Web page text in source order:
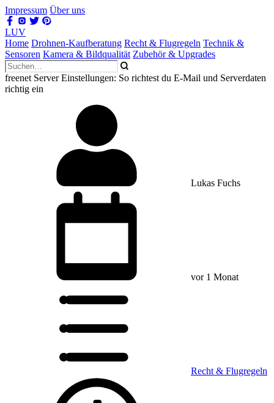
Impressum Über uns
LUV
Home Drohnen-Kaufberatung Recht & Flugregeln Technik &
Sensoren Kamera & Bildqualität Zubehör & Upgrades
freenet Server Einstellungen: So richtest du E-Mail und Serverdaten
richtig ein
Lukas Fuchs
vor 1 Monat
Recht & Flugregeln